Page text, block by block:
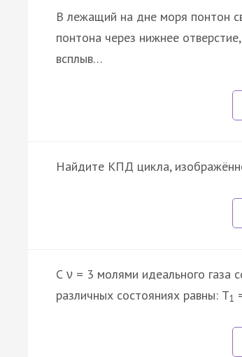
В лежащий на дне моря понтон
понтона через нижнее
всплыв…
Найдите КПД цикла,
С ν = 3 молями идеального газа
различных состояниях равны: T1